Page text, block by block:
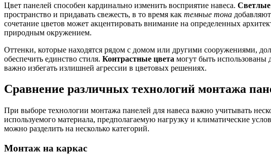
Цвет панелей способен кардинально изменить восприятие навеса. Светлые
пространство и придавать свежесть, в то время как темные тона
сочетание цветов может акцентировать внимание на определенных
природным окружением.
Оттенки, которые находятся рядом с домом или другими сооружениями,
обеспечить единство стиля. Контрастные цвета могут быть использованы
важно избегать излишней агрессии в цветовых решениях.
Сравнение различных технологий монтажа
При выборе технологии монтажа панелей для навеса важно учитывать
используемого материала, предполагаемую нагрузку и климатические
можно разделить на несколько категорий.
Монтаж на каркас